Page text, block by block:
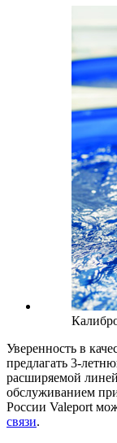
Уверенность в
предлагать 3-
расширяемой
обслуживанием
России Valeport
связи.